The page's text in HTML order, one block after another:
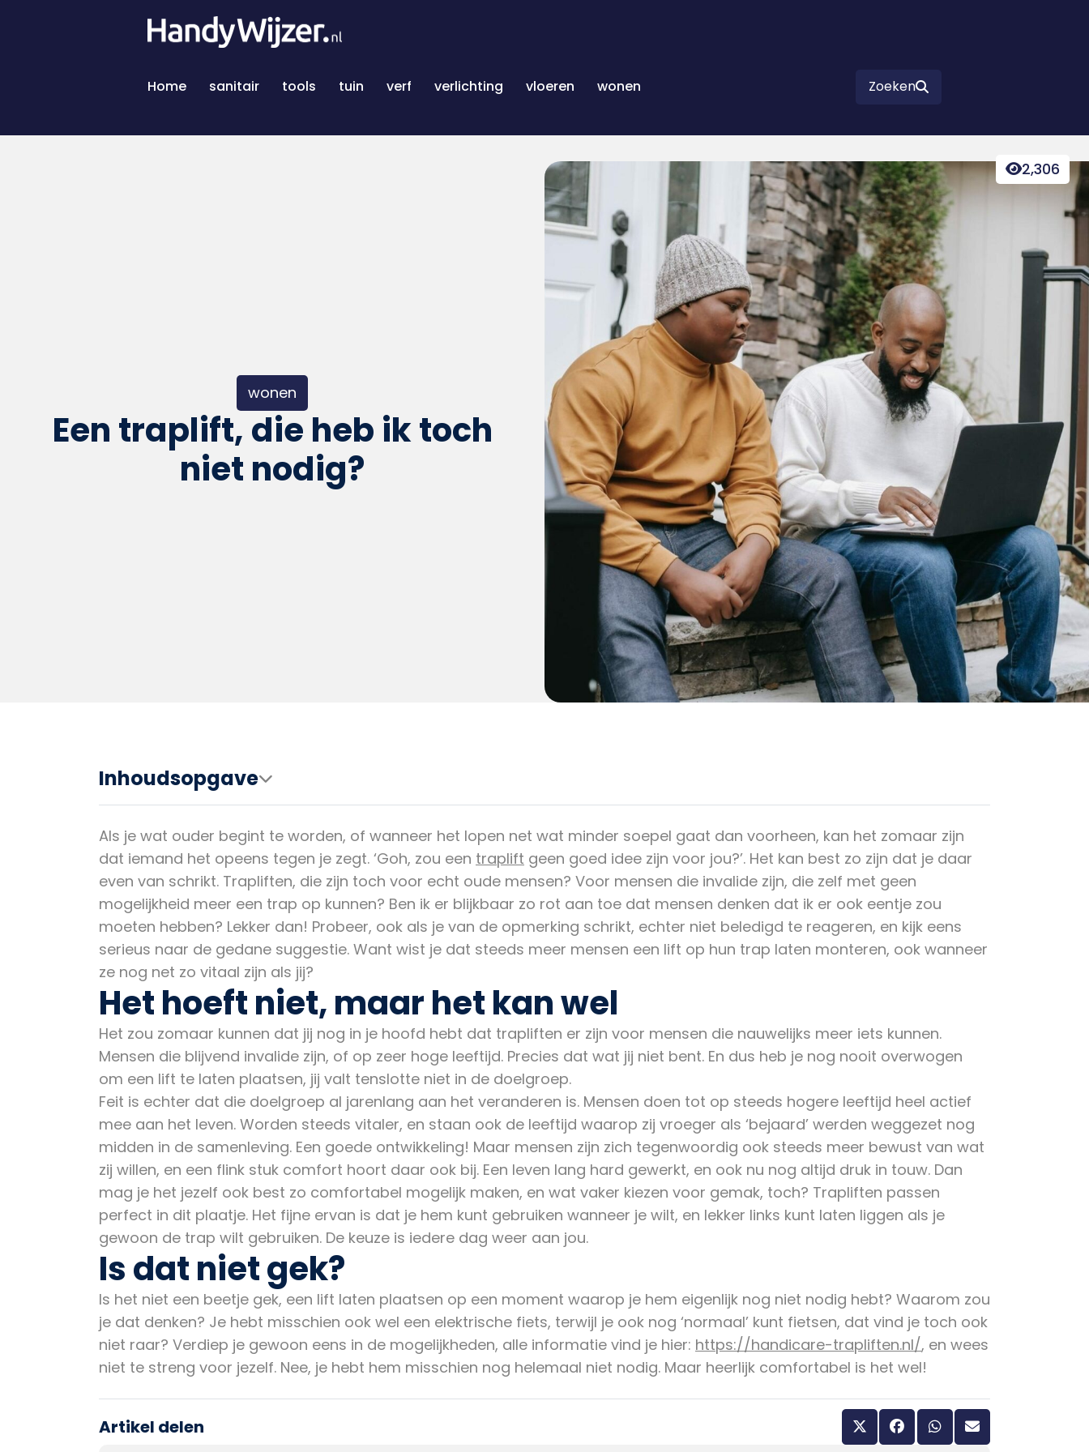
Home sanitair tools tuin verf verlichting vloeren wonen Zoeken
2,306
wonen
Een traplift, die heb ik toch
niet nodig?
Inhoudsopgave
Als je wat ouder begint te worden, of wanneer het lopen net wat minder soepel gaat dan voorheen, kan het zomaar zijn
dat iemand het opeens tegen je zegt. ‘Goh, zou een traplift geen goed idee zijn voor jou?’. Het kan best zo zijn dat je daar
even van schrikt. Trapliften, die zijn toch voor echt oude mensen? Voor mensen die invalide zijn, die zelf met geen
mogelijkheid meer een trap op kunnen? Ben ik er blijkbaar zo rot aan toe dat mensen denken dat ik er ook eentje zou
moeten hebben? Lekker dan! Probeer, ook als je van de opmerking schrikt, echter niet beledigd te reageren, en kijk eens
serieus naar de gedane suggestie. Want wist je dat steeds meer mensen een lift op hun trap laten monteren, ook wanneer
ze nog net zo vitaal zijn als jij?
Het hoeft niet, maar het kan wel
Het zou zomaar kunnen dat jij nog in je hoofd hebt dat trapliften er zijn voor mensen die nauwelijks meer iets kunnen.
Mensen die blijvend invalide zijn, of op zeer hoge leeftijd. Precies dat wat jij niet bent. En dus heb je nog nooit overwogen
om een lift te laten plaatsen, jij valt tenslotte niet in de doelgroep.
Feit is echter dat die doelgroep al jarenlang aan het veranderen is. Mensen doen tot op steeds hogere leeftijd heel actief
mee aan het leven. Worden steeds vitaler, en staan ook de leeftijd waarop zij vroeger als ‘bejaard’ werden weggezet nog
midden in de samenleving. Een goede ontwikkeling! Maar mensen zijn zich tegenwoordig ook steeds meer bewust van wat
zij willen, en een flink stuk comfort hoort daar ook bij. Een leven lang hard gewerkt, en ook nu nog altijd druk in touw. Dan
mag je het jezelf ook best zo comfortabel mogelijk maken, en wat vaker kiezen voor gemak, toch? Trapliften passen
perfect in dit plaatje. Het fijne ervan is dat je hem kunt gebruiken wanneer je wilt, en lekker links kunt laten liggen als je
gewoon de trap wilt gebruiken. De keuze is iedere dag weer aan jou.
Is dat niet gek?
Is het niet een beetje gek, een lift laten plaatsen op een moment waarop je hem eigenlijk nog niet nodig hebt? Waarom zou
je dat denken? Je hebt misschien ook wel een elektrische fiets, terwijl je ook nog ‘normaal’ kunt fietsen, dat vind je toch ook
niet raar? Verdiep je gewoon eens in de mogelijkheden, alle informatie vind je hier: https://handicare-trapliften.nl/, en wees
niet te streng voor jezelf. Nee, je hebt hem misschien nog helemaal niet nodig. Maar heerlijk comfortabel is het wel!
Artikel delen